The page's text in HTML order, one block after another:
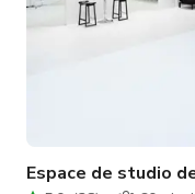
Espace de studio